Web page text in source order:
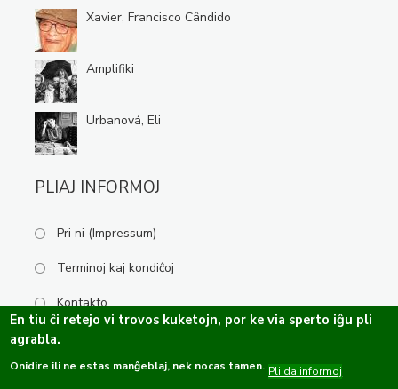
Xavier, Francisco Cândido
Amplifiki
Urbanová, Eli
PLIAJ INFORMOJ
Pri ni (Impressum)
Terminoj kaj kondiĉoj
Kontakto
Kopirajto ©2019-2026 Esperanta Kulturservo · Ĉiuj rajtoj rezervitaj.
En tiu ĉi retejo vi trovos kuketojn, por ke via sperto iĝu pli
agrabla.
Onidire ili ne estas manĝeblaj, nek nocas tamen. Pli da informoj